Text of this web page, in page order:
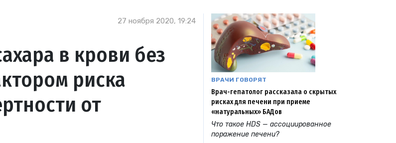
27 ноября 2020, 19:24
в крови без
риска
от
ВРАЧИ ГОВОРЯТ
Врач-гепатолог рассказала о скрытых
рисках для печени при приеме
«натуральных» БАДов
Что такое HDS — ассоциированное
поражение печени?